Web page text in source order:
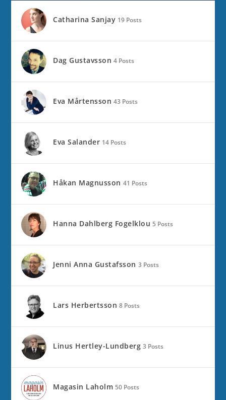
Catharina Sanjay 19 Posts
Dag Gustavsson 4 Posts
Eva Mårtensson 43 Posts
Eva Salander 14 Posts
Håkan Magnusson 41 Posts
Hanna Dahlberg Fogelklou 5 Posts
Jenni Anna Gustafsson 3 Posts
Lars Herbertsson 8 Posts
Linus Hertley-Lundberg 3 Posts
Magasin Laholm 50 Posts